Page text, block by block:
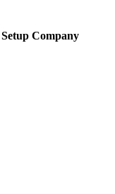
Setup Company